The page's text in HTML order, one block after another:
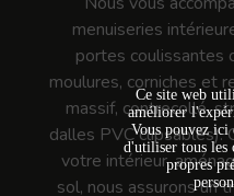
menuiseries
portes coulissantes
moulures, corniches et
massif, contrecollé,
dalles PVC clipsables).
votre intérieur,
sol, nous assurons un
Ce site web
améliorer
Vous pouvez ici
d'utiliser tous les
propres